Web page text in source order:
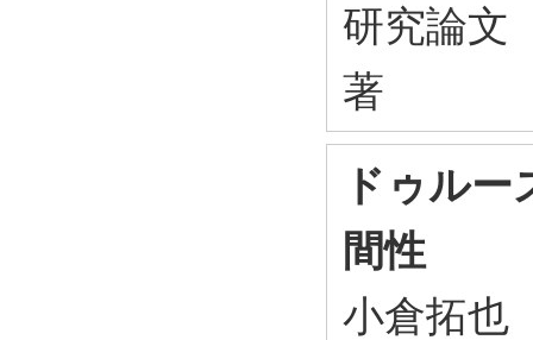
研究論文
著
ドゥル
間性
小倉拓也